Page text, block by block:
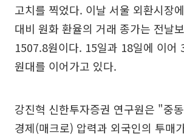
고치를 찍었다. 이날 서울 외환시장
대비 원화 환율의 거래 종가는 전날
1507.8원이다. 15일과 18일에 이어
원대를 이어가고 있다.
강진혁 신한투자증권 연구원은 "중
경제(매크로) 압력과 외국인의 투매